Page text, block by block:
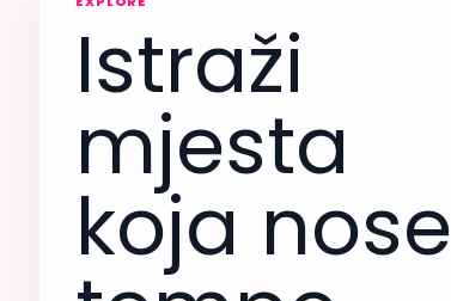
Istraži
mjesta
koja nose